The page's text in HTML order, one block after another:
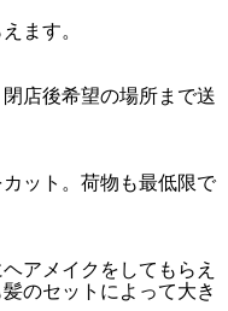
ます。
店後希望の場所まで送
ット。荷物も最低限で
アメイクをしてもらえ
のセットによって大き